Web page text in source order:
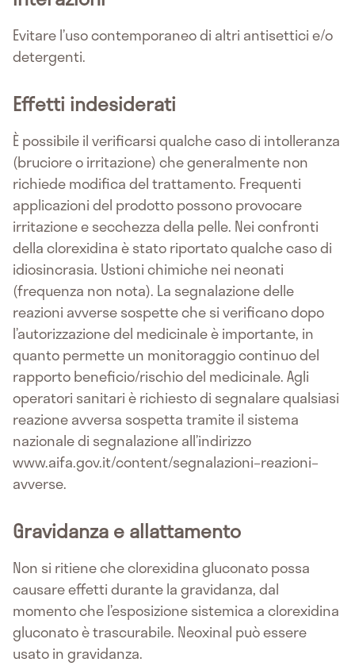
Evitare l’uso contemporaneo di altri antisettici e/o
detergenti.
Effetti indesiderati
È possibile il verificarsi qualche caso di intolleranza
(bruciore o irritazione) che generalmente non
richiede modifica del trattamento. Frequenti
applicazioni del prodotto possono provocare
irritazione e secchezza della pelle. Nei confronti
della clorexidina è stato riportato qualche caso di
idiosincrasia. Ustioni chimiche nei neonati
(frequenza non nota). La segnalazione delle
reazioni avverse sospette che si verificano dopo
l’autorizzazione del medicinale è importante, in
quanto permette un monitoraggio continuo del
rapporto beneficio/rischio del medicinale. Agli
operatori sanitari è richiesto di segnalare qualsiasi
reazione avversa sospetta tramite il sistema
nazionale di segnalazione all’indirizzo
www.aifa.gov.it/content/segnalazioni–reazioni–
avverse.
Gravidanza e allattamento
Non si ritiene che clorexidina gluconato possa
causare effetti durante la gravidanza, dal
momento che l’esposizione sistemica a clorexidina
gluconato è trascurabile. Neoxinal può essere
usato in gravidanza.